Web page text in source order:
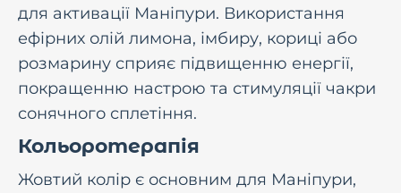
для активації Маніпури. Використання
ефірних олій лимона, імбиру, кориці або
розмарину сприяє підвищенню енергії,
покращенню настрою та стимуляції чакри
сонячного сплетіння.
Кольоротерапія
Жовтий колір є основним для Маніпури,